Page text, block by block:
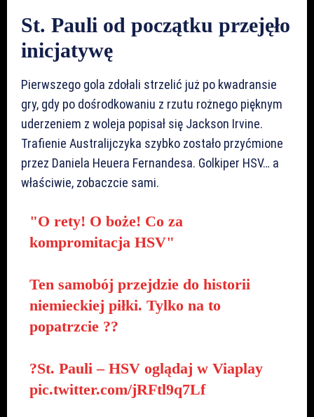
St. Pauli od początku przejęło
inicjatywę
Pierwszego gola zdołali strzelić już po kwadransie
gry, gdy po dośrodkowaniu z rzutu rożnego pięknym
uderzeniem z woleja popisał się Jackson Irvine.
Trafienie Australijczyka szybko zostało przyćmione
przez Daniela Heuera Fernandesa. Golkiper HSV… a
właściwie, zobaczcie sami.
"O rety! O boże! Co za
kompromitacja HSV"
Ten samobój przejdzie do historii
niemieckiej piłki. Tylko na to
popatrzcie ??
?St. Pauli – HSV oglądaj w Viaplay
pic.twitter.com/jRFtl9q7Lf